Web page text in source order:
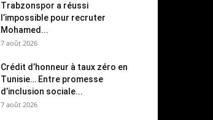
Trabzonspor a réussi
l’impossible pour recruter
Mohamed...
7 août 2026
Crédit d’honneur à taux zéro en
Tunisie… Entre promesse
d’inclusion sociale...
7 août 2026